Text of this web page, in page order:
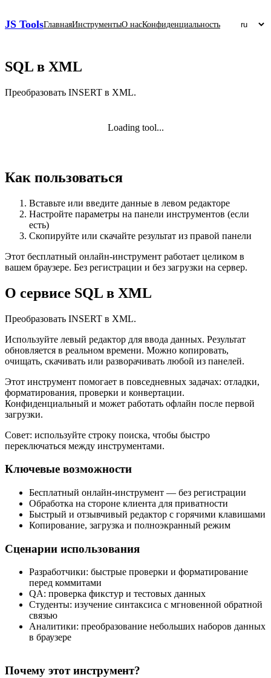
JS ToolsГлавнаяИнструментыО насКонфиденциальность
SQL в XML
Преобразовать INSERT в XML.
Loading tool...
Как пользоваться
Вставьте или введите данные в левом редакторе
Настройте параметры на панели инструментов (если
есть)
Скопируйте или скачайте результат из правой панели
Этот бесплатный онлайн‑инструмент работает целиком в
вашем браузере. Без регистрации и без загрузки на сервер.
О сервисе SQL в XML
Преобразовать INSERT в XML.
Используйте левый редактор для ввода данных. Результат
обновляется в реальном времени. Можно копировать,
очищать, скачивать или разворачивать любой из панелей.
Этот инструмент помогает в повседневных задачах: отладки,
форматирования, проверки и конвертации.
Конфиденциальный и может работать офлайн после первой
загрузки.
Совет: используйте строку поиска, чтобы быстро
переключаться между инструментами.
Ключевые возможности
Бесплатный онлайн‑инструмент — без регистрации
Обработка на стороне клиента для приватности
Быстрый и отзывчивый редактор с горячими клавишами
Копирование, загрузка и полноэкранный режим
Сценарии использования
Разработчики: быстрые проверки и форматирование
перед коммитами
QA: проверка фикстур и тестовых данных
Студенты: изучение синтаксиса с мгновенной обратной
связью
Аналитики: преобразование небольших наборов данных
в браузере
Почему этот инструмент?